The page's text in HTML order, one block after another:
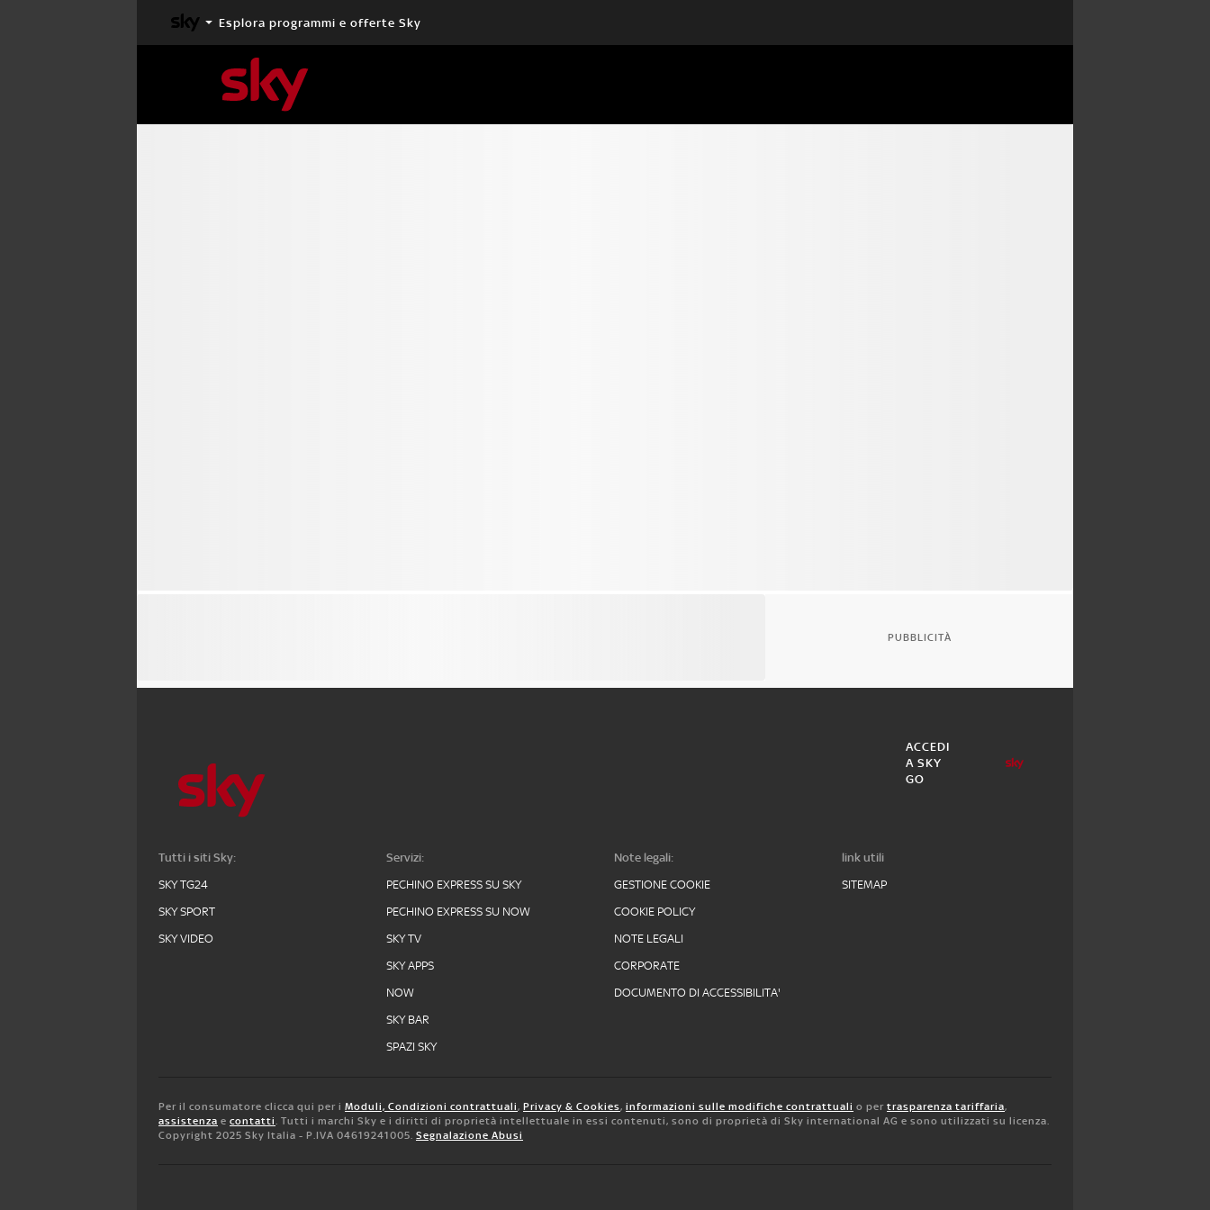
Esplora programmi e offerte Sky
PUBBLICITÀ
ACCEDI
A SKY
GO
Tutti i siti Sky:
SKY TG24
SKY SPORT
SKY VIDEO
Servizi:
PECHINO EXPRESS SU SKY
PECHINO EXPRESS SU NOW
SKY TV
SKY APPS
NOW
SKY BAR
SPAZI SKY
Note legali:
GESTIONE COOKIE
COOKIE POLICY
NOTE LEGALI
CORPORATE
DOCUMENTO DI ACCESSIBILITA'
link utili
SITEMAP
Per il consumatore clicca qui per i Moduli, Condizioni contrattuali, Privacy & Cookies, informazioni sulle modifiche contrattuali o per trasparenza tariffaria,
assistenza e contatti. Tutti i marchi Sky e i diritti di proprietà intellettuale in essi contenuti, sono di proprietà di Sky international AG e sono utilizzati su licenza.
Copyright 2025 Sky Italia - P.IVA 04619241005. Segnalazione Abusi